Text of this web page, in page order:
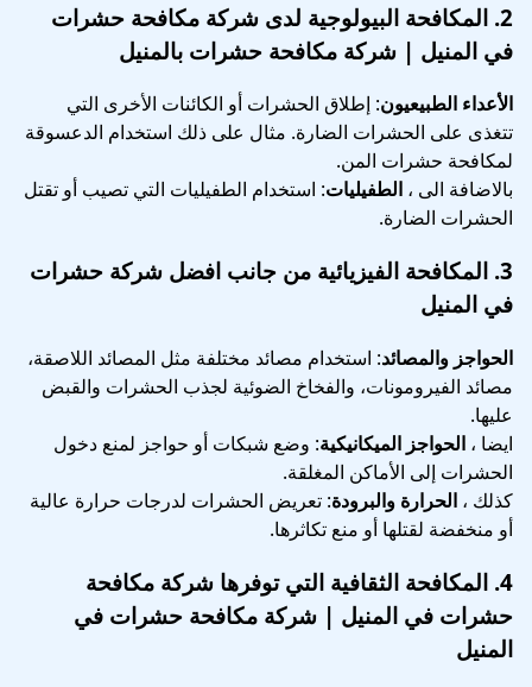
2. المكافحة البيولوجية لدى شركة مكافحة حشرات
في المنيل | شركة مكافحة حشرات بالمنيل
الأعداء الطبيعيون: إطلاق الحشرات أو الكائنات الأخرى التي
تتغذى على الحشرات الضارة. مثال على ذلك استخدام الدعسوقة
لمكافحة حشرات المن.
بالاضافة الى ، الطفيليات: استخدام الطفيليات التي تصيب أو تقتل
الحشرات الضارة.
3. المكافحة الفيزيائية من جانب افضل شركة حشرات
في المنيل
الحواجز والمصائد: استخدام مصائد مختلفة مثل المصائد اللاصقة،
مصائد الفيرومونات، والفخاخ الضوئية لجذب الحشرات والقبض
عليها.
ايضا ، الحواجز الميكانيكية: وضع شبكات أو حواجز لمنع دخول
الحشرات إلى الأماكن المغلقة.
كذلك ، الحرارة والبرودة: تعريض الحشرات لدرجات حرارة عالية
أو منخفضة لقتلها أو منع تكاثرها.
4. المكافحة الثقافية التي توفرها شركة مكافحة
حشرات في المنيل | شركة مكافحة حشرات في
المنيل